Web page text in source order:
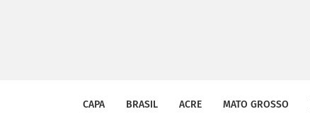
CAPA BRASIL ACRE MATO GROSSO